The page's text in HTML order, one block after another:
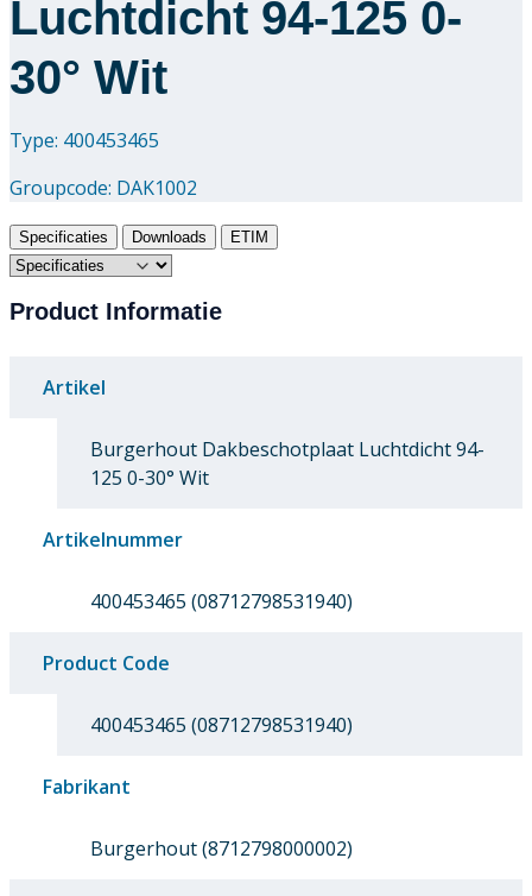
Luchtdicht 94-125 0-
30° Wit
Type: 400453465
Groupcode: DAK1002
Specificaties Downloads ETIM
Product Informatie
Artikel
Burgerhout Dakbeschotplaat Luchtdicht 94-
125 0-30° Wit
Artikelnummer
400453465 (08712798531940)
Product Code
400453465 (08712798531940)
Fabrikant
Burgerhout (8712798000002)